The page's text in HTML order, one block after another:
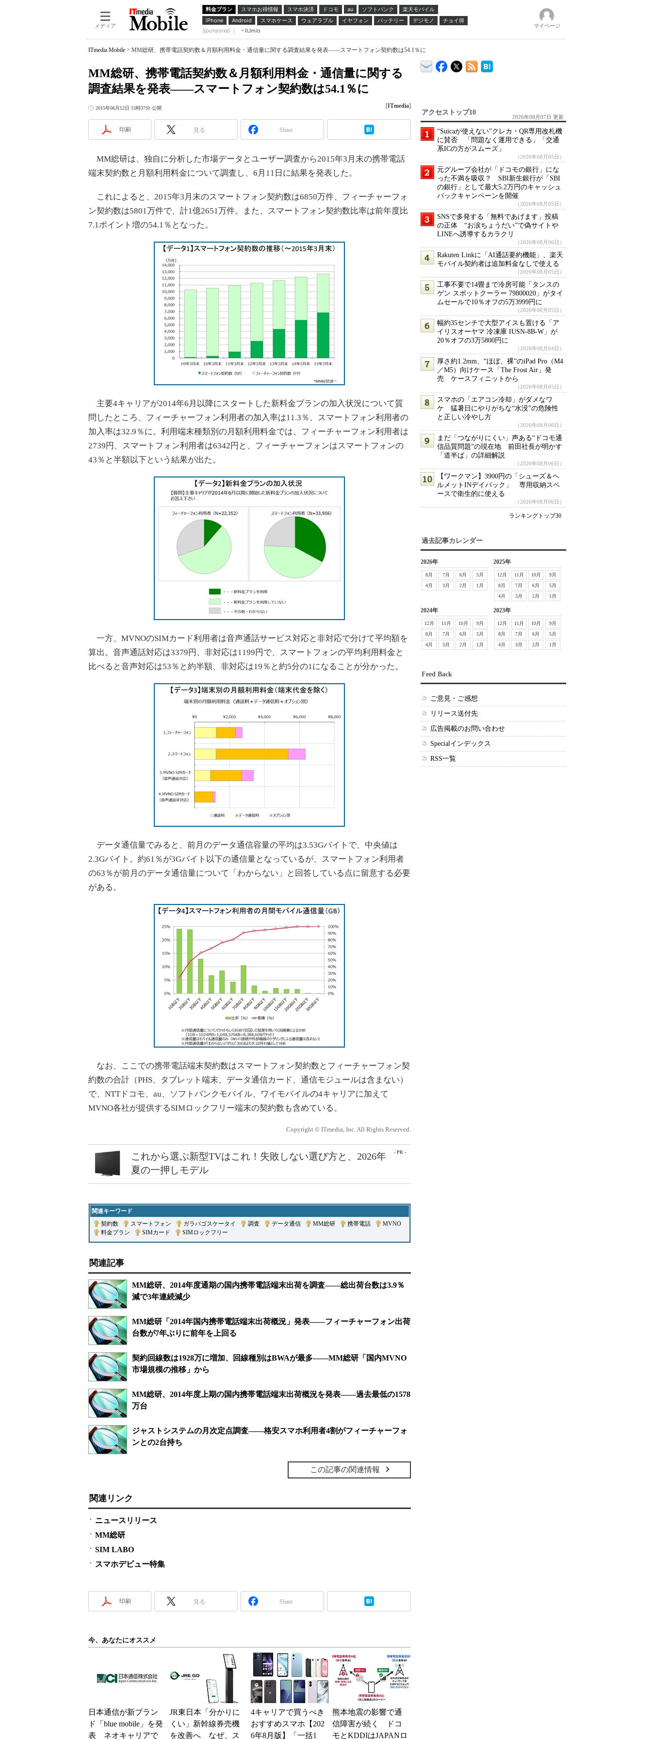
メディア
料金プラン スマホお得情報 スマホ決済 ドコモ au ソフトバンク
楽天モバイル
iPhone
Android スマホケース ウェアラブル イヤフォン バッテリー デジモノ
チョイ得
Sponsored ｜
IIJmio
マイページ
ITmedia Mobile > MM総研、携帯電話契約数＆月額利用料金・通信量に関する調査結果を発表――スマートフォン契約数は54.1％に
MM総研、携帯電話契約数＆月額利用料金・通信量に関する
調査結果を発表――スマートフォン契約数は54.1％に
2015年06月12日 15時37分 公開 [ITmedia]
印刷 見る Share
MM総研は、独自に分析した市場データとユーザー調査から2015年3月末の携帯電話
端末契約数と月額利用料金について調査し、6月11日に結果を発表した。
これによると、2015年3月末のスマートフォン契約数は6850万件、フィーチャーフォ
ン契約数は5801万件で、計1億2651万件。また、スマートフォン契約数比率は前年度比
7.1ポイント増の54.1％となった。
主要4キャリアが2014年6月以降にスタートした新料金プランの加入状況について質
問したところ、フィーチャーフォン利用者の加入率は11.3％、スマートフォン利用者の
加入率は32.9％に。利用端末種類別の月額利用料金では、フィーチャーフォン利用者は
2739円、スマートフォン利用者は6342円と、フィーチャーフォンはスマートフォンの
43％と半額以下という結果が出た。
一方、MVNOのSIMカード利用者は音声通話サービス対応と非対応で分けて平均額を
算出。音声通話対応は3379円、非対応は1199円で、スマートフォンの平均利用料金と
比べると音声対応は53％と約半額、非対応は19％と約5分の1になることが分かった。
データ通信量でみると、前月のデータ通信容量の平均は3.53Gバイトで、中央値は
2.3Gバイト。約61％が3Gバイト以下の通信量となっているが、スマートフォン利用者
の63％が前月のデータ通信量について「わからない」と回答している点に留意する必要
がある。
なお、ここでの携帯電話端末契約数はスマートフォン契約数とフィーチャーフォン契
約数の合計（PHS、タブレット端末、データ通信カード、通信モジュールは含まない）
で、NTTドコモ、au、ソフトバンクモバイル、ワイモバイルの4キャリアに加えて
MVNO各社が提供するSIMロックフリー端末の契約数も含めている。
Copyright © ITmedia, Inc. All Rights Reserved.
- PR -
これから選ぶ新型TVはこれ！失敗しない選び方と、2026年
夏の一押しモデル
関連キーワード
契約数
スマートフォン ガラパゴスケータイ 調査 データ通信 MM総研 携帯電話 MVNO
料金プラン
SIMカード SIMロックフリー
関連記事
MM総研、2014年度通期の国内携帯電話端末出荷を調査――総出荷台数は3.9％
減で3年連続減少
MM総研「2014年国内携帯電話端末出荷概況」発表――フィーチャーフォン出荷
台数が7年ぶりに前年を上回る
契約回線数は1928万に増加、回線種別はBWAが最多――MM総研「国内MVNO
市場規模の推移」から
MM総研、2014年度上期の国内携帯電話端末出荷概況を発表――過去最低の1578
万台
ジャストシステムの月次定点調査――格安スマホ利用者4割がフィーチャーフォ
ンとの2台持ち
この記事の関連情報
関連リンク
ニュースリリース
MM総研
SIM LABO
スマホデビュー特集
印刷 見る Share
今、あなたにオススメ
日本通信が新ブラン
ド「blue mobile」を発
表 ネオキャリアで
JR東日本「分かりに
くい」新幹線券売機
を改善へ なぜ、ス
4キャリアで買うべき
おすすめスマホ【202
6年8月版】「一括1
熊本地震の影響で通
信障害が続く ドコ
モとKDDIはJAPANロ
アクセストップ10
2026年08月07日 更新
“Suicaが使えない”クレカ・QR専用改札機
に賛否 「問題なく運用できる」「交通
系ICの方がスムーズ」
（2026年08月05日）
元グループ会社が「ドコモの銀行」にな
った不満を吸収？ SBI新生銀行が「SBI
の銀行」として最大5.2万円のキャッシュ
バックキャンペーンを開催
（2026年08月05日）
SNSで多発する「無料であげます」投稿
の正体 “お涙ちょうだい”で偽サイトや
LINEへ誘導するカラクリ
（2026年08月06日）
Rakuten Linkに「AI通話要約機能」、楽天
モバイル契約者は追加料金なしで使える
（2026年08月05日）
工事不要で14畳まで冷房可能「タンスの
ゲン スポットクーラー 79800020」がタイ
ムセールで10％オフの5万3999円に
（2026年08月05日）
幅約35センチで大型アイスも置ける「ア
イリスオーヤマ 冷凍庫 IUSN-8B-W」が
20％オフの3万5800円に
（2026年08月04日）
厚さ約1.2mm、“ほぼ、裸”のiPad Pro（M4
／M5）向けケース「The Frost Air」発
売 ケースフィニットから
（2026年08月05日）
スマホの「エアコン冷却」がダメなワ
ケ 猛暑日にやりがちな“水没”の危険性
と正しい冷やし方
（2026年08月06日）
まだ「つながりにくい」声ある“ドコモ通
信品質問題”の現在地 前田社長が明かす
「道半ば」の詳細解説
（2026年08月06日）
【ワークマン】3900円の「シューズ＆ヘ
ルメットINデイパック」 専用収納スペ
ースで衛生的に使える
（2026年08月06日）
ランキングトップ30
過去記事カレンダー
2026年
8月 7月 6月
5月
4月
3月 2月 1月
2025年
12月 11月 10月
9月
8月
7月 6月
5月
4月
3月 2月 1月
2024年
12月 11月 10月
9月
8月
7月 6月
5月
4月
3月 2月 1月
2023年
12月 11月 10月
9月
8月
7月 6月
5月
4月
3月 2月 1月
Feed Back
ご意見・ご感想
リリース送付先
広告掲載のお問い合わせ
Specialインデックス
RSS一覧